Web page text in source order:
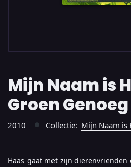
Mijn Naam is
Groen Genoeg
2010 ● Collectie: Mijn Naam is
Haas gaat met zijn